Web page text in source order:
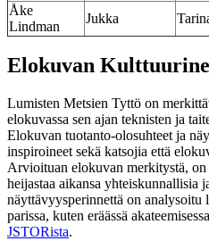
Åke
Lindman
Jukka
Elokuvan
Lumisten Metsien Tyttö on
elokuvassa sen ajan teknisten ja
Elokuvan tuotanto-olosuhteet ja
inspiroineet sekä katsojia että
Arvioituan elokuvan merkitystä, on
heijastaa aikansa yhteiskunnallisia
näyttävyysperinnettä on analysoitu
parissa, kuten eräässä
JSTORista.